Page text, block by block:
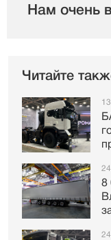
Нам очень
Читайте
8